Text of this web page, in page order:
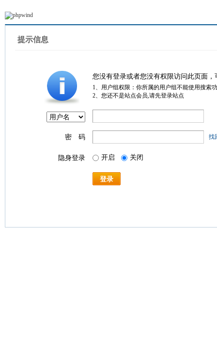
提示信息
您没有登录或者您没有权限访问此页面
1、用户组权限：你所属的用户组不能使用搜索
2、您还不是站点会员,请先登录站点
密 码 找
隐身登录 开启 关闭
登录